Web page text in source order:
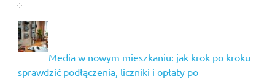
Media w nowym mieszkaniu: jak krok po kroku
sprawdzić podłączenia, liczniki i opłaty po